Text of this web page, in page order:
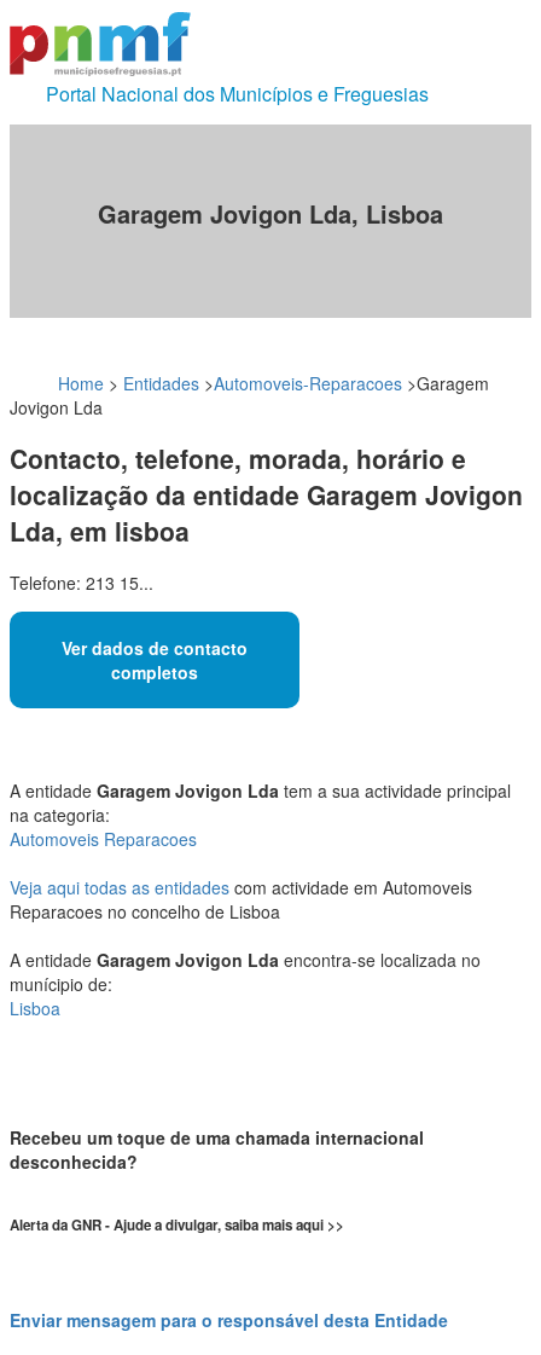
Portal Nacional dos Municípios e Freguesias
Garagem Jovigon Lda, Lisboa
Home > Entidades >Automoveis-Reparacoes >Garagem
Jovigon Lda
Contacto, telefone, morada, horário e
localização da entidade Garagem Jovigon
Lda, em lisboa
Telefone: 213 15...
Ver dados de contacto
completos
A entidade Garagem Jovigon Lda tem a sua actividade principal
na categoria:
Automoveis Reparacoes
Veja aqui todas as entidades com actividade em Automoveis
Reparacoes no concelho de Lisboa
A entidade Garagem Jovigon Lda encontra-se localizada no
munícipio de:
Lisboa
Recebeu um toque de uma chamada internacional
desconhecida?
Alerta da GNR - Ajude a divulgar, saiba mais aqui >>
Enviar mensagem para o responsável desta Entidade